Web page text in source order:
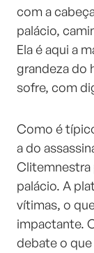
com a
palácio,
Ela é aqui a
grandeza do
sofre, com
Como é
a do
Clitemnestra
palácio. A
vítimas, o
impactante.
debate o